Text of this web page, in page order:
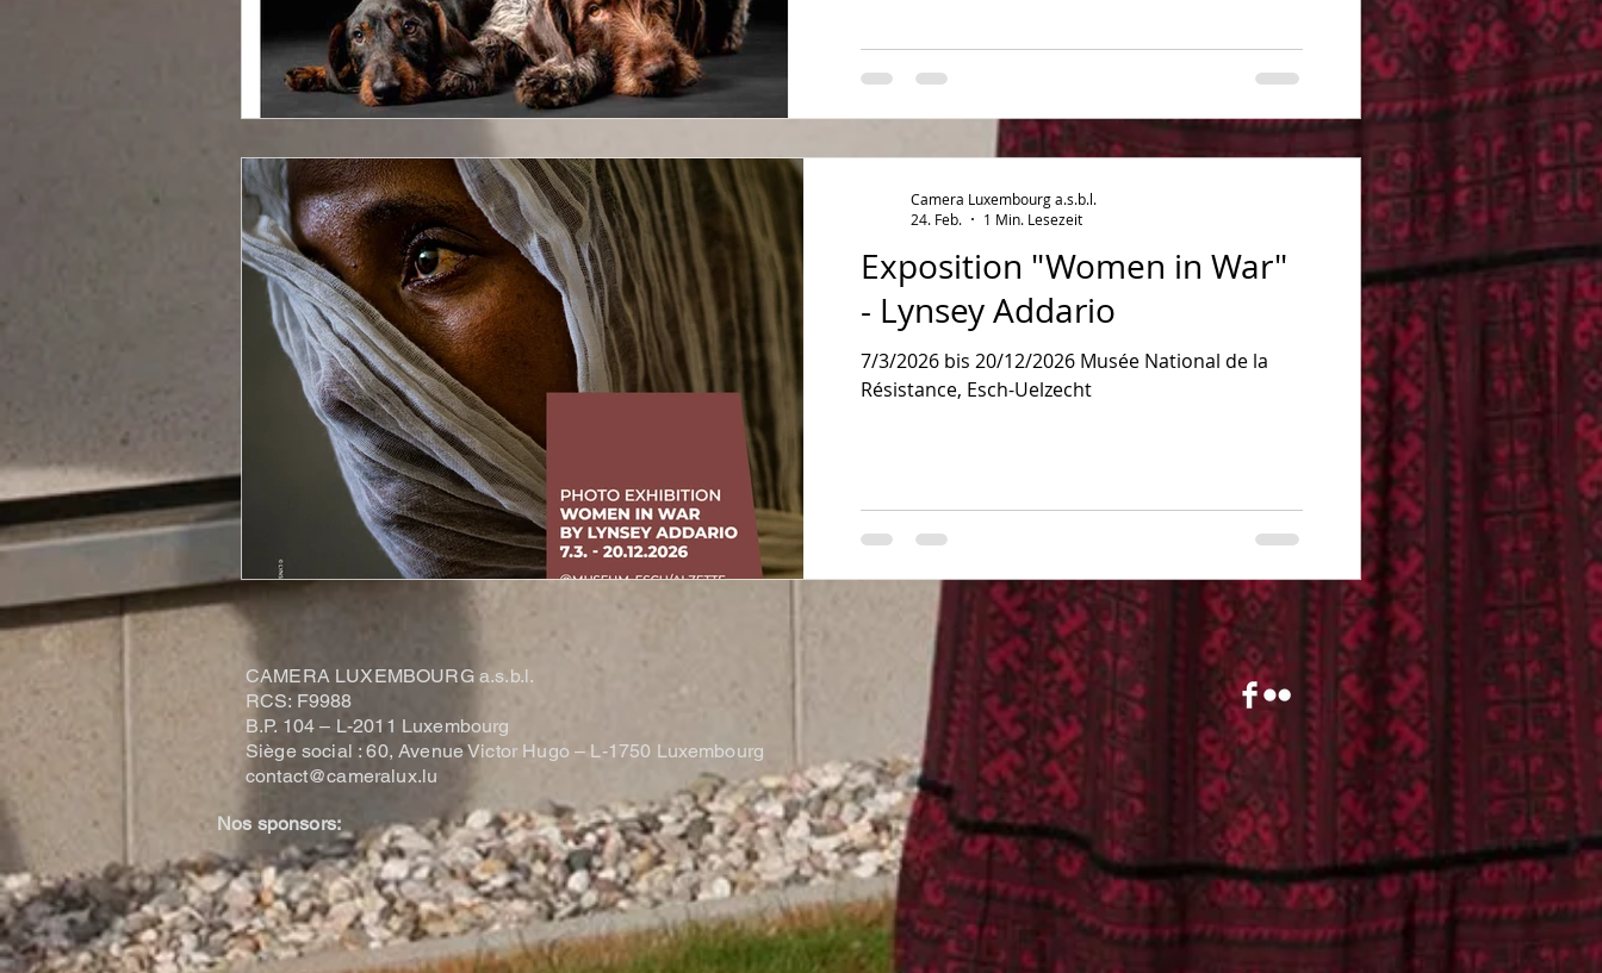
Exposition "Women in War"
- Lynsey Addario
7/3/2026 bis 20/12/2026 Musée National de la
Résistance, Esch-Uelzecht
Camera Luxembourg a.s.b.l.
24. Feb.
1 Min. Lesezeit
CAMERA LUXEMBOURG a.s.b.l.
RCS: F9988
B.P. 104 – L-2011 Luxembourg
Siège social : 60, Avenue Victor Hugo – L-1750 Luxembourg
contact@cameralux.lu
Nos sponsors: